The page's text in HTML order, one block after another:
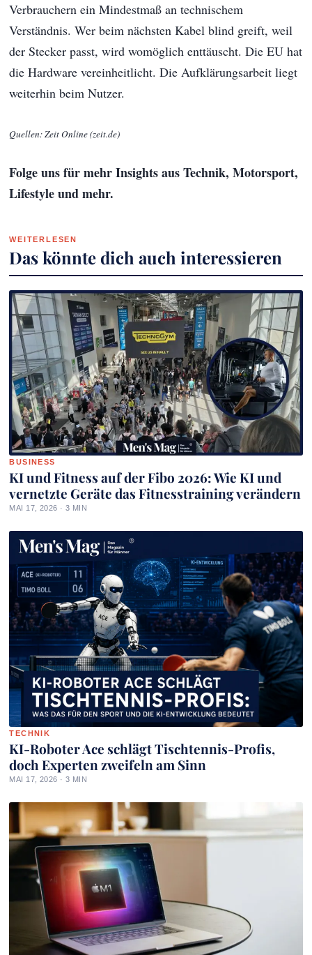
Verbrauchern ein Mindestmaß an technischem
Verständnis. Wer beim nächsten Kabel blind greift, weil
der Stecker passt, wird womöglich enttäuscht. Die EU hat
die Hardware vereinheitlicht. Die Aufklärungsarbeit liegt
weiterhin beim Nutzer.
Quellen: Zeit Online (zeit.de)
Folge uns für mehr Insights aus Technik, Motorsport,
Lifestyle und mehr.
WEITERLESEN
Das könnte dich auch interessieren
BUSINESS
KI und Fitness auf der Fibo 2026: Wie KI und
vernetzte Geräte das Fitnesstraining verändern
MAI 17, 2026 · 3 MIN
TECHNIK
KI-Roboter Ace schlägt Tischtennis-Profis,
doch Experten zweifeln am Sinn
MAI 17, 2026 · 3 MIN